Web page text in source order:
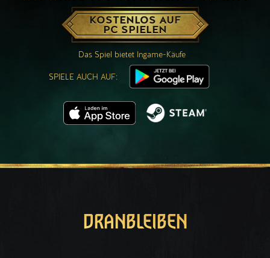
KOSTENLOS AUF
PC SPIELEN
Das Spiel bietet Ingame-Käufe
SPIELE AUCH AUF:
DRANBLEIBEN